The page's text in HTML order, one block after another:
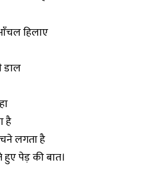
हिलाए
डाल
है
लगता है
पेड़ की बात।